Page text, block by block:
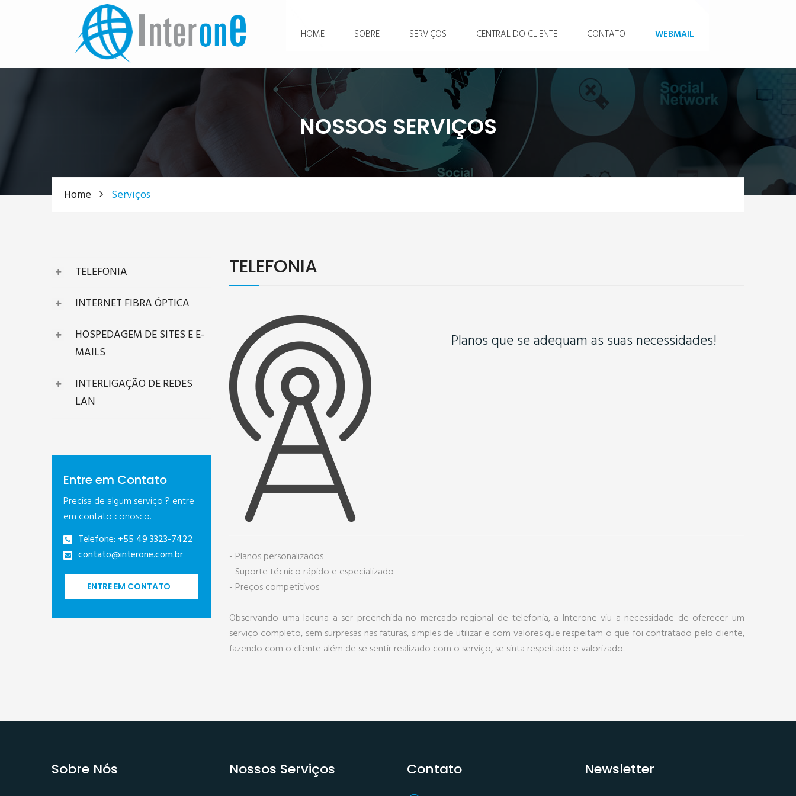
HOME SOBRE SERVIÇOS CENTRAL DO CLIENTE CONTATO WEBMAIL
NOSSOS SERVIÇOS
Home Serviços
TELEFONIA
INTERNET FIBRA ÓPTICA
HOSPEDAGEM DE SITES E E-
MAILS
INTERLIGAÇÃO DE REDES
LAN
Entre em Contato
Precisa de algum serviço ? entre
em contato conosco.
Telefone: +55 49 3323-7422
contato@interone.com.br
ENTRE EM CONTATO
TELEFONIA
Planos que se adequam as suas necessidades!
- Planos personalizados
- Suporte técnico rápido e especializado
- Preços competitivos
Observando uma lacuna a ser preenchida no mercado regional de telefonia, a Interone viu a necessidade de oferecer um
serviço completo, sem surpresas nas faturas, simples de utilizar e com valores que respeitam o que foi contratado pelo cliente,
fazendo com o cliente além de se sentir realizado com o serviço, se sinta respeitado e valorizado..
Sobre Nós Nossos Serviços Contato Newsletter